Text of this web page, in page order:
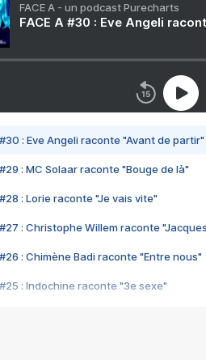
FACE A - un podcast Purecharts
FACE A #30 : Eve Angeli
#30 : Eve Angeli raconte "Avant de partir"
#29 : MC Solaar raconte "Bouge de là"
#28 : Lorie raconte "Je vais vite"
#27 : Christophe Willem raconte
#26 : Chimène Badi raconte "Entre nous"
#25 : Indochine raconte "3e sexe"